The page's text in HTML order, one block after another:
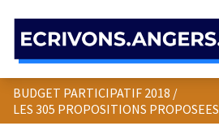
BUDGET PARTICIPATIF 2018 /
LES 305 PROPOSITIONS PROPOSEES